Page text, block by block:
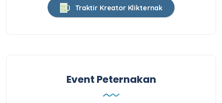
Traktir Kreator Klikternak
Event Peternakan